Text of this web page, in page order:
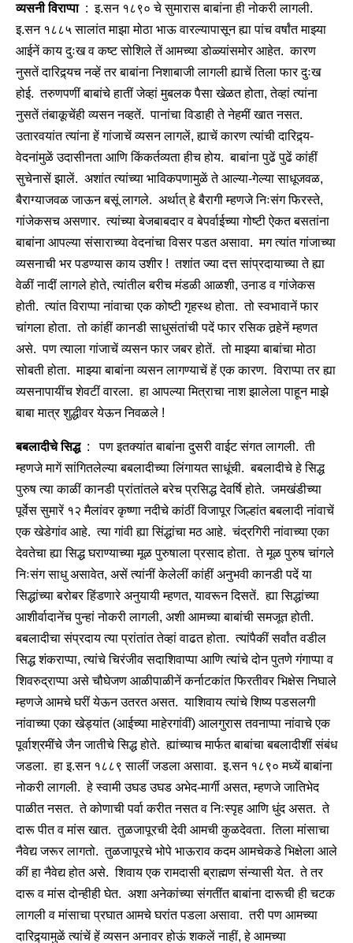
व्यसनी विराप्पा : इ.सन १८९० चे सुमारास बाबांना ही नोकरी लागली.
इ.सन १८८५ सालांत माझा मोठा भाऊ वारल्यापासून ह्या पांच वर्षांत माझ्या
आईनें काय दुःख व कष्ट सोशिले तें आमच्या डोळ्यांसमोर आहेत. कारण
नुसतें दारिद्र्यच नव्हें तर बाबांना निशाबाजी लागली ह्याचें तिला फार दुःख
होई. तरुणपणीं बाबांचे हातीं जेव्हां मुबलक पैसा खेळत होता, तेव्हां त्यांना
नुसतें तंबाकूचेंही व्यसन नव्हतें. पानांचा विडाही ते नेहमीं खात नसत.
उतारवयांत त्यांना हें गांजाचें व्यसन लागलें, ह्याचें कारण त्यांची दारिद्र्य-
वेदनांमुळें उदासीनता आणि किंकर्तव्यता हीच होय. बाबांना पुढें पुढें कांहीं
सुचेनासें झालें. अशांत त्यांच्या भाविकपणामुळें ते आल्या-गेल्या साधूजवळ,
बैराग्याजवळ जाऊन बसूं लागले. अर्थात् हे बैरागी म्हणजे निःसंग फिरस्ते,
गांजेकसच असणार. त्यांच्या बेजबाबदार व बेपर्वाईच्या गोष्टी ऐकत बसतांना
बाबांना आपल्या संसाराच्या वेदनांचा विसर पडत असावा. मग त्यांत गांजाच्या
व्यसनाची भर पडण्यास काय उशीर ! तशांत ज्या दत्त सांप्रदायाच्या ते ह्या
वेळीं नादीं लागले होते, त्यांतील बरीच मंडळी आळशी, उनाड व गांजेकस
होती. त्यांत विराप्पा नांवाचा एक कोष्टी गृहस्थ होता. तो स्वभावानें फार
चांगला होता. तो कांहीं कानडी साधुसंतांची पदें फार रसिक तर्‍हेनें म्हणत
असे. पण त्याला गांजाचें व्यसन फार जबर होतें. तो माझ्या बाबांचा मोठा
सोबती होता. माझ्या बाबांना व्यसन लागण्याचें हें एक कारण. विराप्पा तर ह्या
व्यसनापायींच शेवटीं वारला. हा आपल्या मित्राचा नाश झालेला पाहून माझे
बाबा मात्र शुद्धीवर येऊन निवळले !
बबलादीचे सिद्ध : पण इतक्यांत बाबांना दुसरी वाईट संगत लागली. ती
म्हणजे मागें सांगितलेल्या बबलादीच्या लिंगायत साधूंची. बबलादीचे हे सिद्ध
पुरुष त्या काळीं कानडी प्रांतांतले बरेच प्रसिद्ध देवर्षि होते. जमखंडीच्या
पूर्वेस सुमारें १२ मैलांवर कृष्णा नदीचे कांठीं विजापूर जिल्हांत बबलादी नांवाचें
एक खेडेगांव आहे. त्या गांवी ह्या सिंद्धांचा मठ आहे. चंद्रगिरी नांवाच्या एका
देवतेचा ह्या सिद्ध घराण्याच्या मूळ पुरुषाला प्रसाद होता. ते मूळ पुरुष चांगले
निःसंग साधु असावेत, असें त्यांनीं केलेलीं कांहीं अनुभवी कानडी पदें या
सिद्धांच्या बरोबर हिंडणारे अनुयायी म्हणत, यावरून दिसतें. ह्या सिद्धांच्या
आशीर्वादानेंच पुन्हां नोकरी लागली, अशी आमच्या बाबांची समजूत होती.
बबलादीचा संप्रदाय त्या प्रांतांत तेव्हां वाढत होता. त्यांपैकीं सर्वांत वडील
सिद्ध शंकराप्पा, त्यांचे चिरंजीव सदाशिवाप्पा आणि त्यांचे दोन पुतणे गंगाप्पा व
शिवरुद्राप्पा असे चौघेजण आळीपाळीनें कर्नाटकांत फिरतीवर भिक्षेस निघाले
म्हणजे आमचे घरीं येऊन उतरत असत. याशिवाय त्यांचे शिष्य पडसलगी
नांवाच्या एका खेड्यांत (आईच्या माहेरगांवीं) आलगुरास तवनाप्पा नांवाचे एक
पूर्वाश्रमींचे जैन जातीचे सिद्ध होते. ह्यांच्याच मार्फत बाबांचा बबलादीशीं संबंध
जडला. हा इ.सन १८८९ सालीं जडला असावा. इ.सन १८९० मध्यें बाबांना
नोकरी लागली. हे स्वामी उघड उघड अभेद-मार्गी असत, म्हणजे जातिभेद
पाळीत नसत. ते कोणाची पर्वा करीत नसत व निःस्पृह आणि धुंद असत. ते
दारू पीत व मांस खात. तुळजापूरची देवी आमची कुळदेवता. तिला मांसाचा
नैवेद्य जरूर लागतो. तुळजापूरचे भोपे भाऊराव कदम आमचेकडे भिक्षेला आले
कीं हा नैवेद्य होत असे. शिवाय एक रामदासी ब्राह्मण संन्यासी येत. ते तर
दारू व मांस दोन्हीही घेत. अशा अनेकांच्या संगतींत बाबांना दारूची ही चटक
लागली व मांसाचा प्रघात आमचे घरांत पडला असावा. तरी पण आमच्या
दारिद्र्यामुळें त्यांचें हें व्यसन अनावर होऊं शकलें नाहीं, हे आमच्या